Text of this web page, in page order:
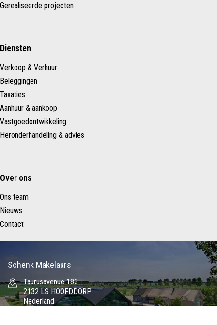
Gerealiseerde projecten
Diensten
Verkoop & Verhuur
Beleggingen
Taxaties
Aanhuur & aankoop
Vastgoedontwikkeling
Heronderhandeling & advies
Over ons
Ons team
Nieuws
Contact
Schenk Makelaars
Taurusavenue 183
2132 LS HOOFDDORP
Nederland